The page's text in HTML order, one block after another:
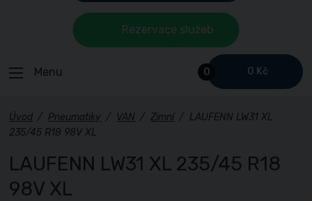
0 0 Kč
Menu
Rezervace služeb
Úvod / Pneumatiky / VAN / Zimní / LAUFENN LW31 XL
235/45 R18 98V XL
LAUFENN LW31 XL 235/45 R18
98V XL